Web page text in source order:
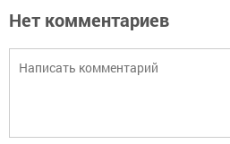
Нет комментариев